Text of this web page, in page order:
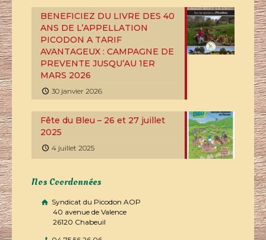
BENEFICIEZ DU LIVRE DES 40
ANS DE L’APPELLATION
PICODON A TARIF
AVANTAGEUX : CAMPAGNE DE
PREVENTE JUSQU’AU 1ER
MARS 2026
30 janvier 2026
Fête du Bleu – 26 et 27 juillet
2025
4 juillet 2025
Nos Coordonnées
Syndicat du Picodon AOP
40 avenue de Valence
26120 Chabeuil